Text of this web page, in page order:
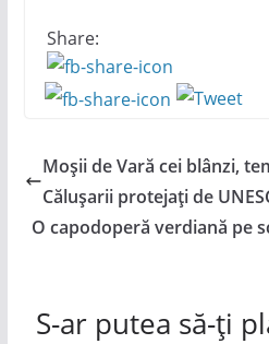
Share:
Moșii de Vară cei blânzi,
Călușarii protejați de
O capodoperă verdiană pe
S-ar putea să-ți